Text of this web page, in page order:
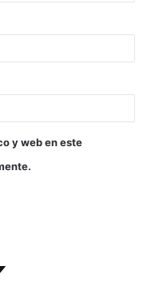
y web en este